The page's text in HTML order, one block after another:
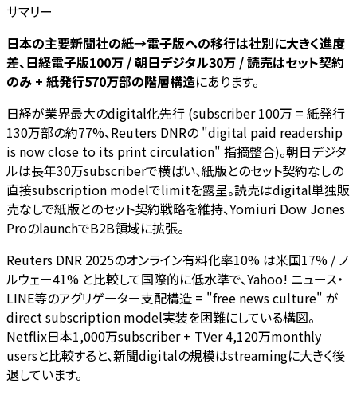
サマリー
日本の主要新聞社の紙→電子版への移行は社別に大きく進度
差、日経電子版100万 / 朝日デジタル30万 / 読売はセット契約
のみ + 紙発行570万部の階層構造にあります。
日経が業界最大のdigital化先行 (subscriber 100万 = 紙発行
130万部の約77%、Reuters DNRの "digital paid readership
is now close to its print circulation" 指摘整合)。朝日デジタ
ルは長年30万subscriberで横ばい、紙版とのセット契約なしの
直接subscription modelでlimitを露呈。読売はdigital単独販
売なしで紙版とのセット契約戦略を維持、Yomiuri Dow Jones
ProのlaunchでB2B領域に拡張。
Reuters DNR 2025のオンライン有料化率10% は米国17% / ノ
ルウェー41% と比較して国際的に低水準で、Yahoo! ニュース・
LINE等のアグリゲーター支配構造 = "free news culture" が
direct subscription model実装を困難にしている構図。
Netflix日本1,000万subscriber + TVer 4,120万monthly
usersと比較すると、新聞digitalの規模はstreamingに大きく後
退しています。